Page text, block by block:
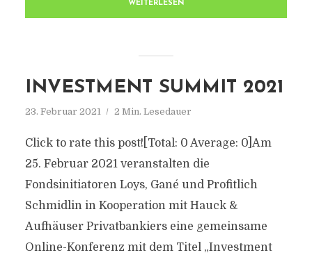
WEITERLESEN
INVESTMENT SUMMIT 2021
23. Februar 2021 2 Min. Lesedauer
Click to rate this post![Total: 0 Average: 0]Am
25. Februar 2021 veranstalten die
Fondsinitiatoren Loys, Gané und Profitlich
Schmidlin in Kooperation mit Hauck &
Aufhäuser Privatbankiers eine gemeinsame
Online-Konferenz mit dem Titel „Investment